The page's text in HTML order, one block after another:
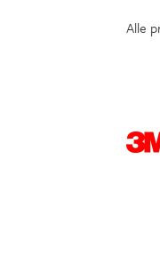
Alle